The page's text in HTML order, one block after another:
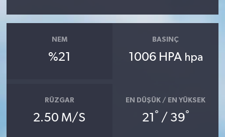
NEM
%21
BASINÇ
1006 HPA hpa
RÜZGAR
2.50 M/S
EN DÜŞÜK / EN YÜKSEK
21 ° / 39°